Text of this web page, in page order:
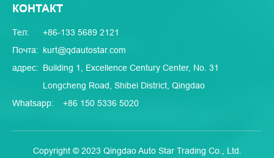
КОНТАКТ
Тел:
+86-133 5689 2121
Почта: kurt@qdautostar.com
адрес: Building 1, Excellence Century Center, No. 31
Longcheng Road, Shibei District, Qingdao
Whatsapp:
+86 150 5336 5020
Copyright © 2023 Qingdao Auto Star Trading Co., Ltd.